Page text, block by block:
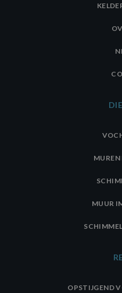
MUREN
MUUR
OPSTIJGEND